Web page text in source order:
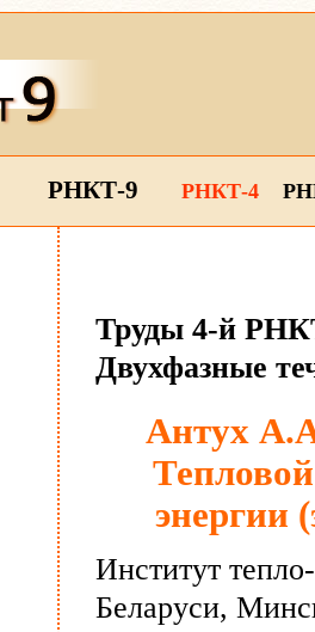
РНКТ-9 РНКТ-4
Труды 4-й
Двухфазные
Антух
энергии
Институт
Беларуси,